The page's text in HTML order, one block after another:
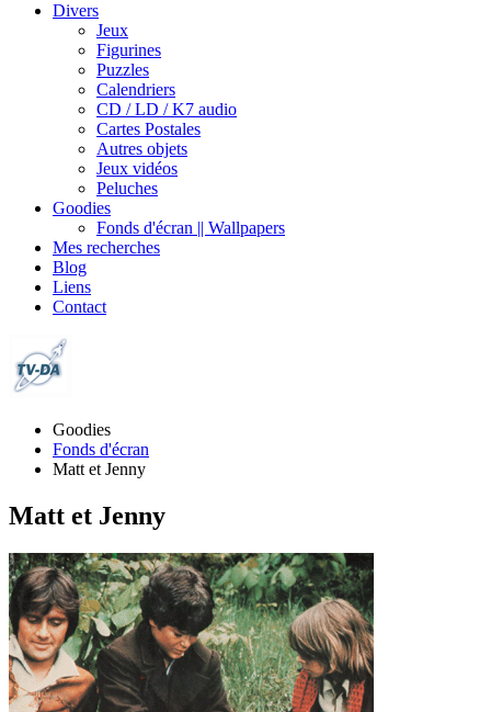
Divers
Jeux
Figurines
Puzzles
Calendriers
CD / LD / K7 audio
Cartes Postales
Autres objets
Jeux vidéos
Peluches
Goodies
Fonds d'écran || Wallpapers
Mes recherches
Blog
Liens
Contact
Goodies
Fonds d'écran
Matt et Jenny
Matt et Jenny